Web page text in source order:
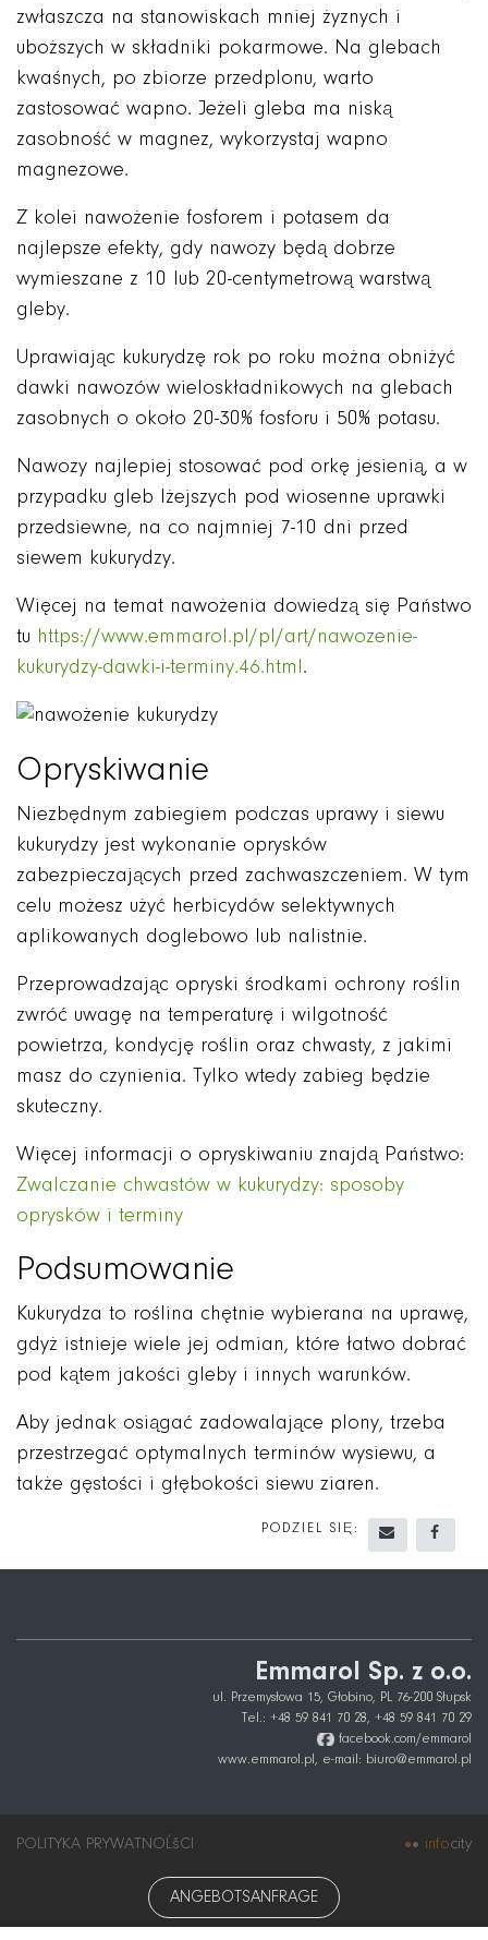
zwłaszcza na stanowiskach mniej żyznych i
uboższych w składniki pokarmowe. Na glebach
kwaśnych, po zbiorze przedplonu, warto
zastosować wapno. Jeżeli gleba ma niską
zasobność w magnez, wykorzystaj wapno
magnezowe.
Z kolei nawożenie fosforem i potasem da
najlepsze efekty, gdy nawozy będą dobrze
wymieszane z 10 lub 20-centymetrową warstwą
gleby.
Uprawiając kukurydzę rok po roku można obniżyć
dawki nawozów wieloskładnikowych na glebach
zasobnych o około 20-30% fosforu i 50% potasu.
Nawozy najlepiej stosować pod orkę jesienią, a w
przypadku gleb lżejszych pod wiosenne uprawki
przedsiewne, na co najmniej 7-10 dni przed
siewem kukurydzy.
Więcej na temat nawożenia dowiedzą się Państwo
tu https://www.emmarol.pl/pl/art/nawozenie-
kukurydzy-dawki-i-terminy.46.html.
Opryskiwanie
Niezbędnym zabiegiem podczas uprawy i siewu
kukurydzy jest wykonanie oprysków
zabezpieczających przed zachwaszczeniem. W tym
celu możesz użyć herbicydów selektywnych
aplikowanych doglebowo lub nalistnie.
Przeprowadzając opryski środkami ochrony roślin
zwróć uwagę na temperaturę i wilgotność
powietrza, kondycję roślin oraz chwasty, z jakimi
masz do czynienia. Tylko wtedy zabieg będzie
skuteczny.
Więcej informacji o opryskiwaniu znajdą Państwo:
Zwalczanie chwastów w kukurydzy: sposoby
oprysków i terminy
Podsumowanie
Kukurydza to roślina chętnie wybierana na uprawę,
gdyż istnieje wiele jej odmian, które łatwo dobrać
pod kątem jakości gleby i innych warunków.
Aby jednak osiągać zadowalające plony, trzeba
przestrzegać optymalnych terminów wysiewu, a
także gęstości i głębokości siewu ziaren.
PODZIEL SIĘ: WYŚLIJ
Emmarol Sp. z o.o.
ul. Przemysłowa 15, Głobino, PL 76-200 Słupsk
Tel.: +48 59 841 70 28, +48 59 841 70 29
facebook.com/emmarol
www.emmarol.pl, e-mail: biuro@emmarol.pl
ANGEBOTSANFRAGE
POLITYKA PRYWATNOĹšCI infocity